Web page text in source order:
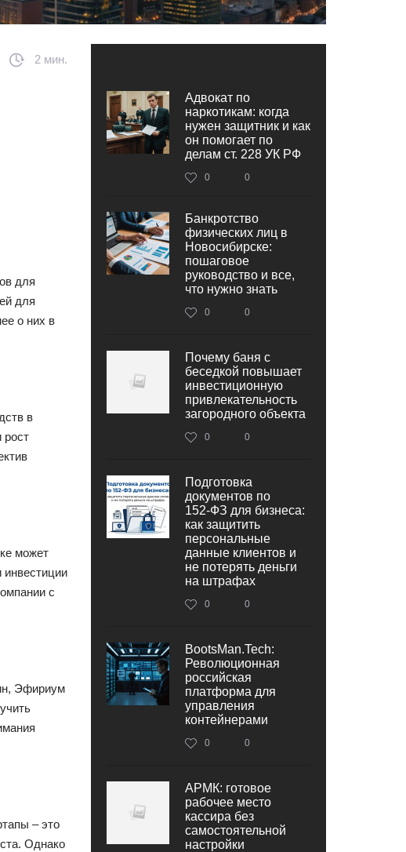
2 мин.
для
для
о них в
в
рост
может
с
Эфириум
– это
Однако
Адвокат по
наркотикам: когда
нужен защитник и как
он помогает по
делам ст. 228 УК РФ
0 0
Банкротство
физических лиц в
Новосибирске:
пошаговое
руководство и все,
что нужно знать
0 0
Почему баня с
беседкой повышает
инвестиционную
привлекательность
загородного объекта
0 0
Подготовка
документов по
152‑ФЗ для бизнеса:
как защитить
персональные
данные клиентов и
не потерять деньги
на штрафах
0 0
BootsMan.Tech:
Революционная
российская
платформа для
управления
контейнерами
0 0
АРМК: готовое
рабочее место
кассира без
самостоятельной
настройки